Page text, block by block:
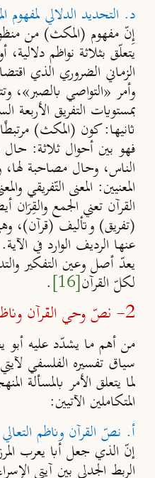
د. التحديد الدلالي لمفهوم
إِنّ مفهوم (المكث) من
يتعلّق بثلاثة نواظم دلالية،
الزماني الضروري الذي
وأمر«التواصي بالصبر»،
بمستويات التفريق الأربعة
ثانيها: كون (المكث)
فهو بين أحوال ثلاثة:
الناس، وحال مصاحبة
المعنيين: المعنى التّفريقي
القرآن تعني الجمع والقِرَان
(تفريق) وتأليف (قرآن)،
عنها الرديف الوارد في
يعدّ أصل وعين التفكير
لكلّ القرآن[16]
.
2- نصّ وحي القرآن وناظم الخصوصية:
من أهم ما يشدّد عليه أبو
سياق تفسيره الفلسفي
لما يتعلق الأمر بالمسألة
المتكاملين الآتيين:
أ. نصّ القرآن وناظم التعالي
إنّ الذي جعل أبا يعرب
الربط الجدلي بين آيتي